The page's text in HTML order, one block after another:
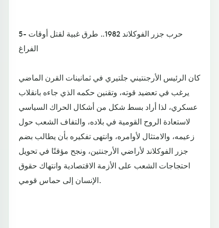
5- حرب جزر الفوكلاند 1982.. طرق غبية لقتل أوقات
الفراغ
كان الرئيس الأرجنتيني جلتيري في ثمانينات القرن الماضي
يرغب في تعضيد قوته، وتقنين حكمه الذي جاءه بانقلاب
عسكري، لذا أراد بسط شكل من أشكال الحراك السياسي
لاستعادة الروح القومية في بلاده، والتفاف الشعب حول
زعيمه، والامتثال لأوامره، وانتهى تفكيره بأن يطالب بضم
جزر الفوكلاند لأراضي الأرجنتين، ونجح مؤقتًا في تحويل
احتجاجات الشعب على الأزمة الاقتصادية وانتهاك حقوق
الإنسان إلى حماس قومي.